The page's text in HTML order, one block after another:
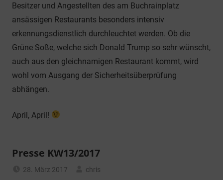
Besitzer und Angestellten des am Buchrainplatz
ansässigen Restaurants besonders intensiv
erkennungsdienstlich durchleuchtet werden. Ob die
Grüne Soße, welche sich Donald Trump so sehr wünscht,
auch aus den gleichnamigen Restaurant kommt, wird
wohl vom Ausgang der Sicherheitsüberprüfung
abhängen.
April, April!
Presse KW13/2017
28. März 2017
chris